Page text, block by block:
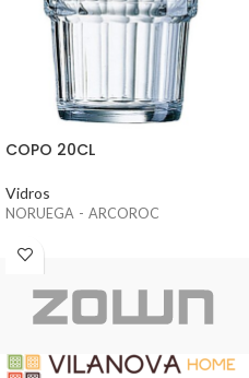
COPO 20CL
Vidros
NORUEGA - ARCOROC